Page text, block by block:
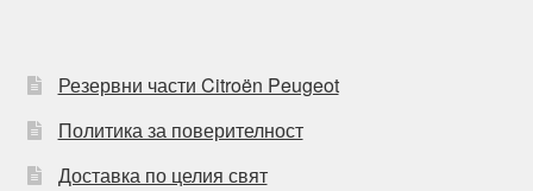
Резервни части Citroën Peugeot
Политика за поверителност
Доставка по целия свят